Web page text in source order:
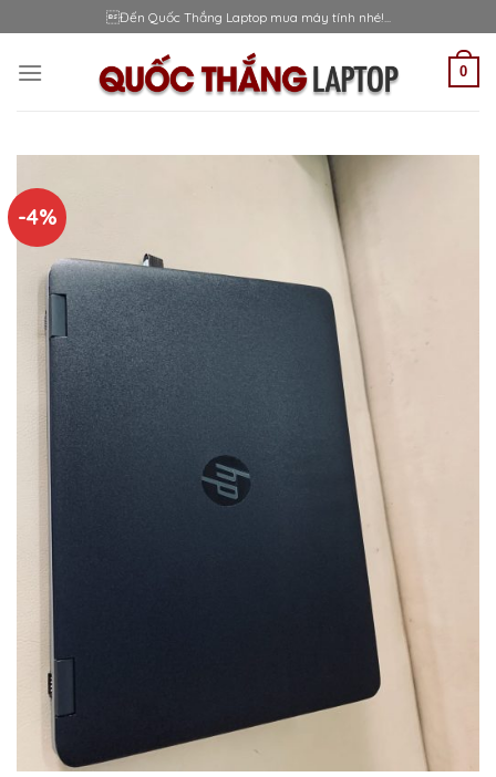
to
content
Đến Quốc Thắng Laptop mua máy tính nhé!...
0
-4%